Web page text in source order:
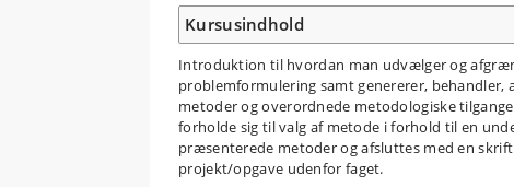
Kursusindhold
Introduktion til hvordan man udvælger og
problemformulering samt genererer,
metoder og overordnede metodologiske
forholde sig til valg af metode i forhold til en
præsenterede metoder og afsluttes med en
projekt/opgave udenfor faget.